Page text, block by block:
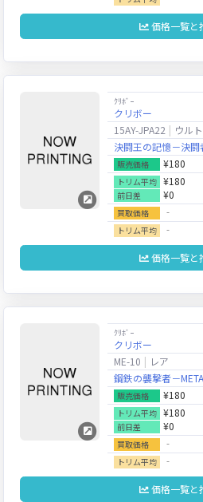
価格一覧と
ｸﾘﾎﾞｰ
クリボー
15AY-JPA22
ウル
決闘王の記憶－決闘
販売価格 ¥180
トリム平均 ¥180
前日差 ¥0
買取価格 ‐
トリム平均 ‐
価格一覧と
ｸﾘﾎﾞｰ
クリボー
ME-10
レア
鋼鉄の襲撃者－
販売価格 ¥180
トリム平均 ¥180
前日差 ¥0
買取価格 ‐
トリム平均 ‐
価格一覧と